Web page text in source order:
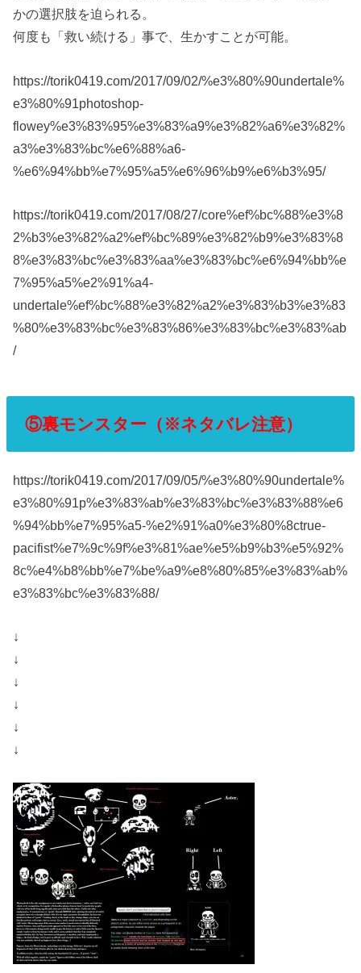
かの選択肢を迫られる。
何度も「救い続ける」事で、生かすことが可能。
https://torik0419.com/2017/09/02/%e3%80%90undertale%
e3%80%91photoshop-
flowey%e3%83%95%e3%83%a9%e3%82%a6%e3%82%
a3%e3%83%bc%e6%88%a6-
%e6%94%bb%e7%95%a5%e6%96%b9%e6%b3%95/
https://torik0419.com/2017/08/27/core%ef%bc%88%e3%8
2%b3%e3%82%a2%ef%bc%89%e3%82%b9%e3%83%8
8%e3%83%bc%e3%83%aa%e3%83%bc%e6%94%bb%e
7%95%a5%e2%91%a4-
undertale%ef%bc%88%e3%82%a2%e3%83%b3%e3%83
%80%e3%83%bc%e3%83%86%e3%83%bc%e3%83%ab
/
⑤裏モンスター（※ネタバレ注意）
https://torik0419.com/2017/09/05/%e3%80%90undertale%
e3%80%91p%e3%83%ab%e3%83%bc%e3%83%88%e6
%94%bb%e7%95%a5-%e2%91%a0%e3%80%8ctrue-
pacifist%e7%9c%9f%e3%81%ae%e5%b9%b3%e5%92%
8c%e4%b8%bb%e7%be%a9%e8%80%85%e3%83%ab%
e3%83%bc%e3%83%88/
↓
↓
↓
↓
↓
↓